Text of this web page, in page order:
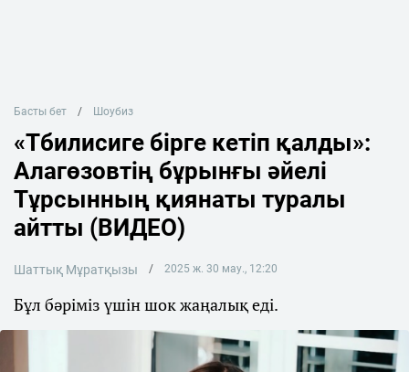
Басты бет Шоубиз
«Тбилисиге бірге кетіп қалды»:
Алагөзовтің бұрынғы әйелі
Тұрсынның қиянаты туралы
айтты (ВИДЕО)
Шаттық Мұратқызы 2025 ж. 30 мау., 12:20
Бұл бәріміз үшін шок жаңалық еді.